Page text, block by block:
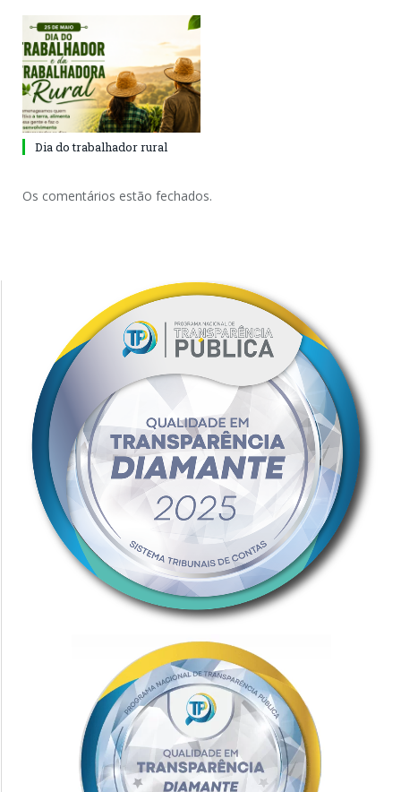
Dia do trabalhador rural
Os comentários estão fechados.